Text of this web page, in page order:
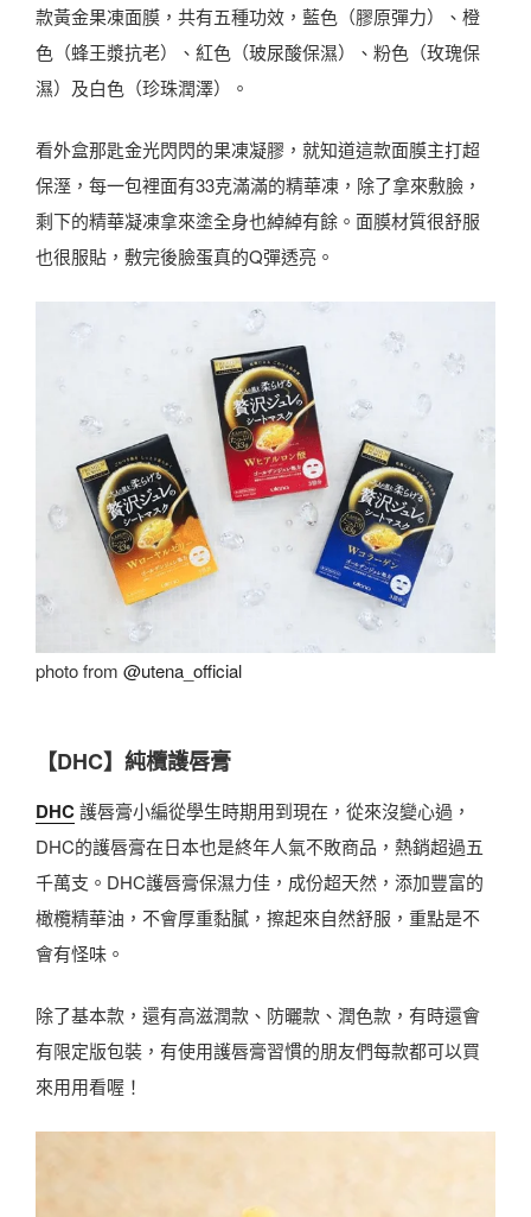
款黃金果凍面膜，共有五種功效，藍色（膠原彈力）、橙
色（蜂王漿抗老）、紅色（玻尿酸保濕）、粉色（玫瑰保
濕）及白色（珍珠潤澤）。
看外盒那匙金光閃閃的果凍凝膠，就知道這款面膜主打超
保溼，每一包裡面有33克滿滿的精華凍，除了拿來敷臉，
剩下的精華凝凍拿來塗全身也綽綽有餘。面膜材質很舒服
也很服貼，敷完後臉蛋真的Q彈透亮。
photo from @utena_official
【DHC】 純欖護唇膏
DHC護唇膏小編從學生時期用到現在，從來沒變心過，
DHC的護唇膏在日本也是終年人氣不敗商品，熱銷超過五
千萬支。DHC護唇膏保濕力佳，成份超天然，添加豐富的
橄欖精華油，不會厚重黏膩，擦起來自然舒服，重點是不
會有怪味。
除了基本款，還有高滋潤款、防曬款、潤色款，有時還會
有限定版包裝，有使用護唇膏習慣的朋友們每款都可以買
來用用看喔！